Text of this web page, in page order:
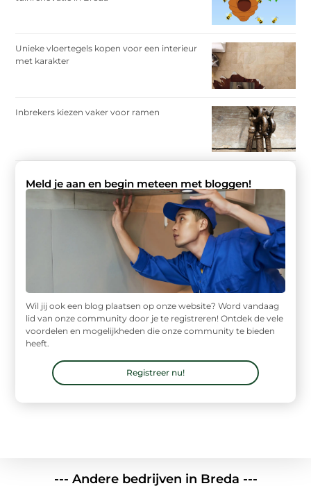
Unieke vloertegels kopen voor een interieur
met karakter
Inbrekers kiezen vaker voor ramen
Meld je aan en begin meteen met bloggen!
Wil jij ook een blog plaatsen op onze website? Word vandaag
lid van onze community door je te registreren! Ontdek de vele
voordelen en mogelijkheden die onze community te bieden
heeft.
Registreer nu!
--- Andere bedrijven in Breda ---